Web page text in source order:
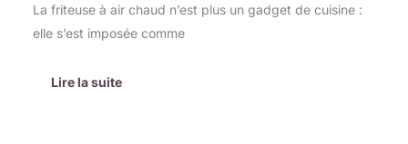
La friteuse à air chaud n’est plus un gadget de cuisine :
elle s’est imposée comme
Lire la suite